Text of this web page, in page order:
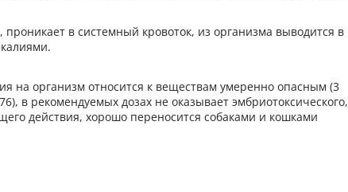
в системный кровоток, из организма выводится в
на организм относится к веществам умеренно опасным (3
в рекомендуемых дозах не оказывает эмбриотоксического,
действия, хорошо переносится собаками и кошками